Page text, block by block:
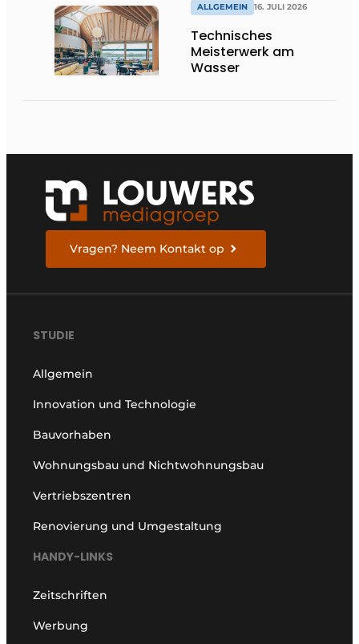
ALLGEMEIN 16. JULI 2026
Technisches
Meisterwerk am
Wasser
Vragen? Neem Kontakt op
STUDIE
Allgemein
Innovation und Technologie
Bauvorhaben
Wohnungsbau und Nichtwohnungsbau
Vertriebszentren
Renovierung und Umgestaltung
HANDY-LINKS
Zeitschriften
Werbung